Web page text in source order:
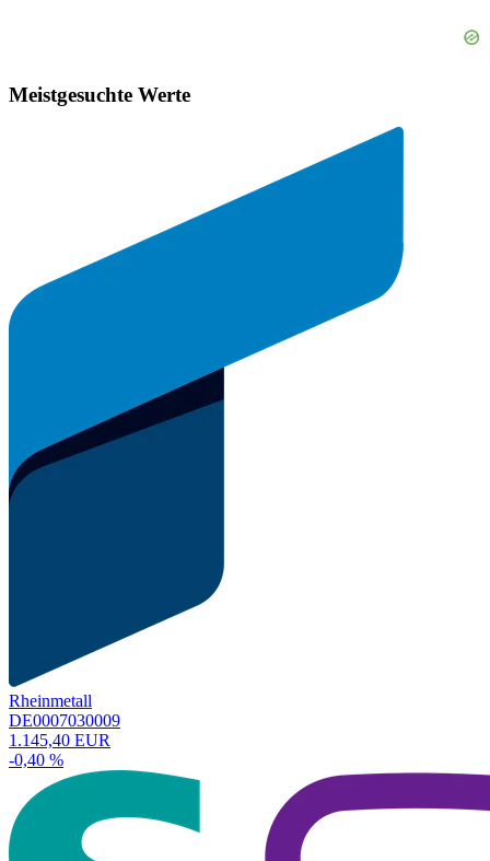
Meistgesuchte Werte
Rheinmetall
DE0007030009
1.145,40 EUR
-0,40 %